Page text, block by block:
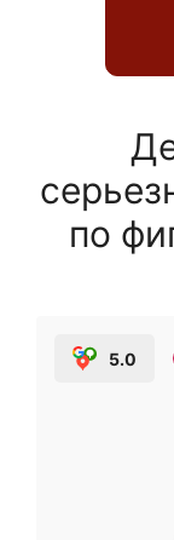
по
5.0